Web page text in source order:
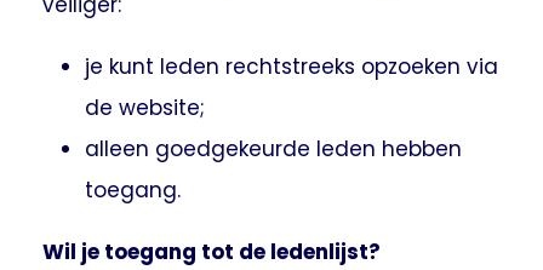
je kunt leden rechtstreeks opzoeken via
de website;
alleen goedgekeurde leden hebben
toegang.
Wil je toegang tot de ledenlijst?